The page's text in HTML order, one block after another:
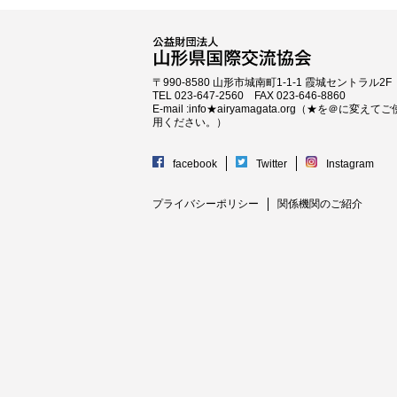
〒990-8580 山形市城南町1-1-1 霞城セントラル2F
TEL 023-647-2560 FAX 023-646-8860
E-mail :info★airyamagata.org（★を＠に変えてご
用ください。）
facebook Twitter Instagram
プライバシーポリシー 関係機関のご紹介